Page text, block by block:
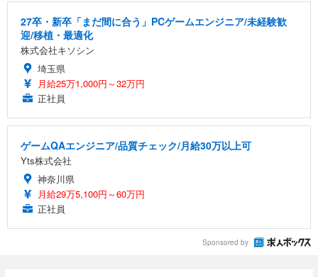
27卒・新卒「まだ間に合う」PCゲームエンジニア/未経験歓
迎/移植・最適化
株式会社キソシン
埼玉県
月給25万1,000円～32万円
正社員
ゲームQAエンジニア/品質チェック/月給30万以上可
Yts株式会社
神奈川県
月給29万5,100円～60万円
正社員
Sponsored by